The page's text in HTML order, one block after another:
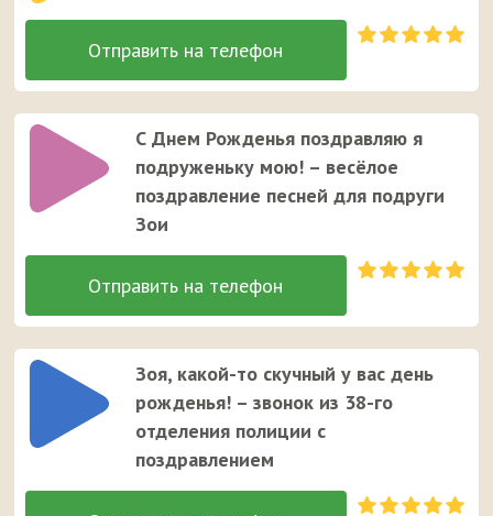
С Днем Рожденья поздравляю я
подруженьку мою! – весёлое
поздравление песней для подруги
Зои
Зоя, какой-то скучный у вас день
рожденья! – звонок из 38-го
отделения полиции с
поздравлением